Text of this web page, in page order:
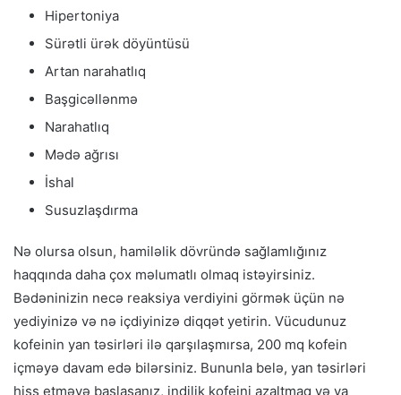
Hipertoniya
Sürətli ürək döyüntüsü
Artan narahatlıq
Başgicəllənmə
Narahatlıq
Mədə ağrısı
İshal
Susuzlaşdırma
Nə olursa olsun, hamiləlik dövründə sağlamlığınız
haqqında daha çox məlumatlı olmaq istəyirsiniz.
Bədəninizin necə reaksiya verdiyini görmək üçün nə
yediyinizə və nə içdiyinizə diqqət yetirin. Vücudunuz
kofeinin yan təsirləri ilə qarşılaşmırsa, 200 mq kofein
içməyə davam edə bilərsiniz. Bununla belə, yan təsirləri
hiss etməyə başlasanız, indilik kofeini azaltmaq və ya